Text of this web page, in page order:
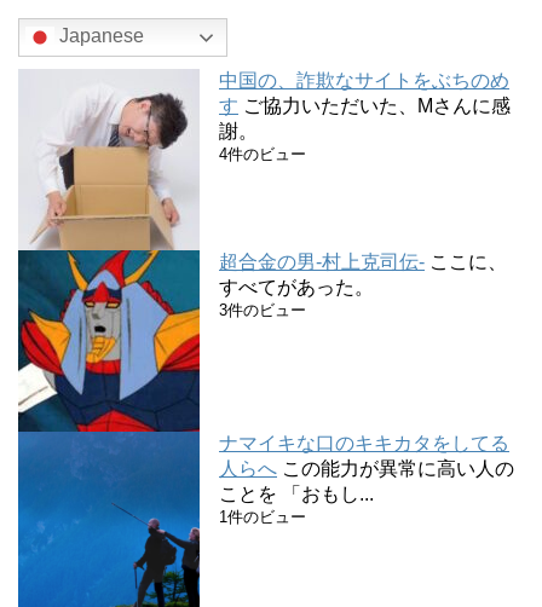
Japanese
中国の、詐欺なサイトをぶちのめ
す ご協力いただいた、Mさんに感
謝。
4件のビュー
超合金の男-村上克司伝- ここに、
すべてがあった。
3件のビュー
ナマイキな口のキキカタをしてる
人らへ この能力が異常に高い人の
ことを 「おもし...
1件のビュー